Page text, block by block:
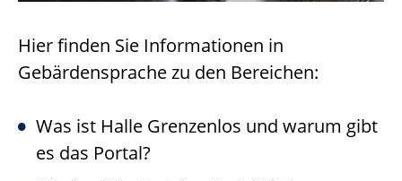
Hier finden Sie Informationen in
Gebärdensprache zu den Bereichen:
Was ist Halle Grenzenlos und warum gibt
es das Portal?